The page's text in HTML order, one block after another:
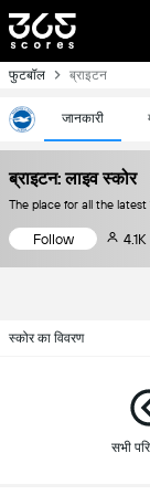
फुटबॉल ब्राइटन
जानकारी
ब्राइटन: लाइव स्कोर
The place for all the latest
Follow 4.1K
स्कोर का विवरण
सभी